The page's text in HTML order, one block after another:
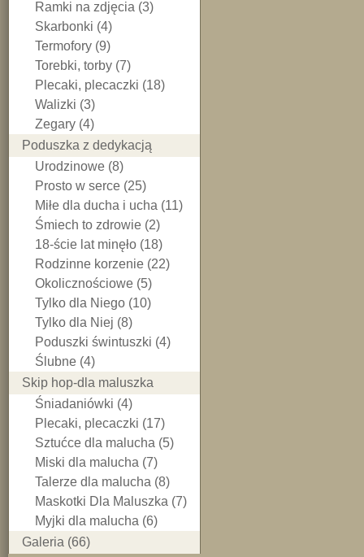
Ramki na zdjęcia (3)
Skarbonki (4)
Termofory (9)
Torebki, torby (7)
Plecaki, plecaczki (18)
Walizki (3)
Zegary (4)
Poduszka z dedykacją
Urodzinowe (8)
Prosto w serce (25)
Miłe dla ducha i ucha (11)
Śmiech to zdrowie (2)
18-ście lat minęło (18)
Rodzinne korzenie (22)
Okolicznościowe (5)
Tylko dla Niego (10)
Tylko dla Niej (8)
Poduszki świntuszki (4)
Ślubne (4)
Skip hop-dla maluszka
Śniadaniówki (4)
Plecaki, plecaczki (17)
Sztućce dla malucha (5)
Miski dla malucha (7)
Talerze dla malucha (8)
Maskotki Dla Maluszka (7)
Myjki dla malucha (6)
Galeria (66)